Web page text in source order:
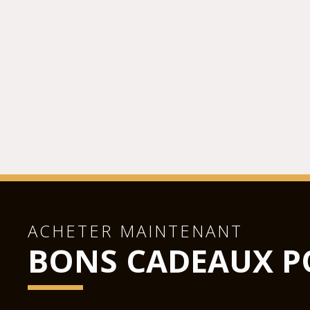
ACHETER MAINTENANT
BONS CADEAUX